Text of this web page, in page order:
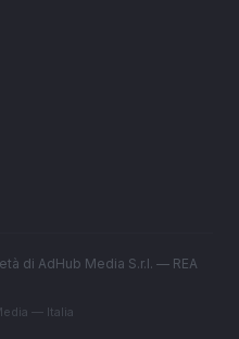
di AdHub Media S.r.l. — REA
— Italia